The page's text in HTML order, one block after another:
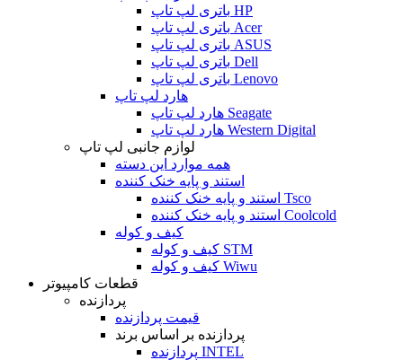
باتری لپ تاپ HP
باتری لپ تاپ Acer
باتری لپ تاپ ASUS
باتری لپ تاپ Dell
باتری لپ تاپ Lenovo
هارد لپ تاپ
هارد لپ تاپ Seagate
هارد لپ تاپ Western Digital
لوازم جانبی لپ تاپ
همه موارد این دسته
استند و پایه خنک کننده
استند و پایه خنک کننده Tsco
استند و پایه خنک کننده Coolcold
کیف و کوله
کیف و کوله STM
کیف و کوله Wiwu
قطعات کامپیوتر
پردازنده
قیمت پردازنده
پردازنده بر اساس برند
پردازنده INTEL